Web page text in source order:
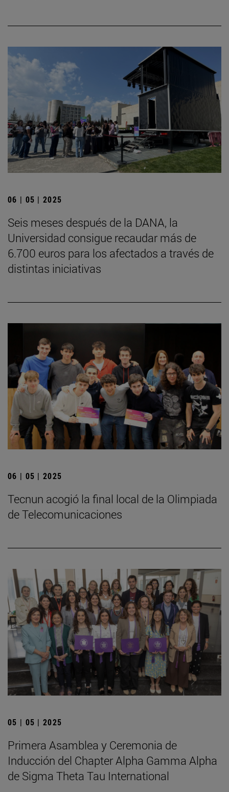
06 | 05 | 2025
Seis meses después de la DANA, la
Universidad consigue recaudar más de
6.700 euros para los afectados a través de
distintas iniciativas
06 | 05 | 2025
­Tecnun acogió la final local de la Olimpiada
de Telecomunicaciones
05 | 05 | 2025
Primera Asamblea y Ceremonia de
Inducción del Chapter Alpha Gamma Alpha
de Sigma Theta Tau International